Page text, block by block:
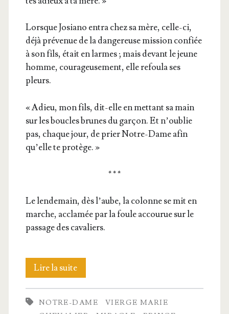
Lorsque Josia­no entra chez sa mère, celle-ci,
déjà pré­ve­nue de la dan­ge­reuse mis­sion confiée
à son fils, était en larmes ; mais devant le jeune
homme, cou­ra­geu­se­ment, elle refou­la ses
pleurs.
« Adieu, mon fils, dit-elle en met­tant sa main
sur les boucles brunes du gar­çon. Et n’ou­blie
pas, chaque jour, de prier Notre-Dame afin
qu’elle te protège. »
* * *
Le len­de­main, dès l’aube, la colonne se mit en
marche, accla­mée par la foule accou­rue sur le
pas­sage des cavaliers.
Lire la suiteNotre-
Dame
de
NOTRE-DAME
VIERGE MARIE